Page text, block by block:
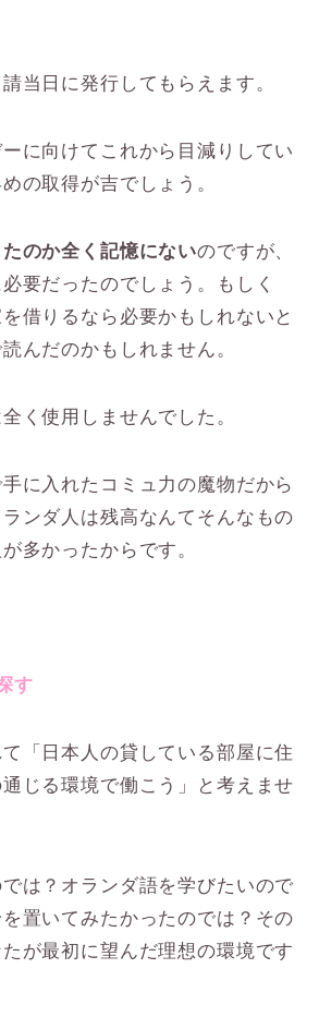
当日に発行してもらえます。
に向けてこれから目減りしてい
の取得が吉でしょう。
のか全く記憶にないのですが、
要だったのでしょう。もしく
借りるなら必要かもしれないと
んだのかもしれません。
く使用しませんでした。
に入れたコミュ力の魔物だから
ンダ人は残高なんてそんなもの
多かったからです。
す
「日本人の貸している部屋に住
じる環境で働こう」と考えませ
は？オランダ語を学びたいので
置いてみたかったのでは？その
が最初に望んだ理想の環境です